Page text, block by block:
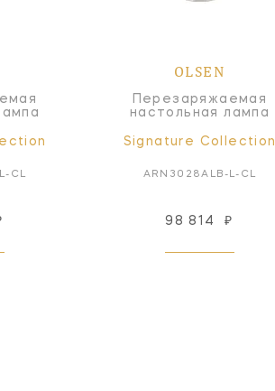
CL
OLSEN
Перезаряжаемая
настольная лампа
Signature Collection
ARN3028ALB-L-CL
98 814 ₽